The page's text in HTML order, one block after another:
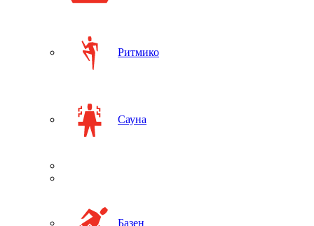
Ритмико
Сауна
Базен